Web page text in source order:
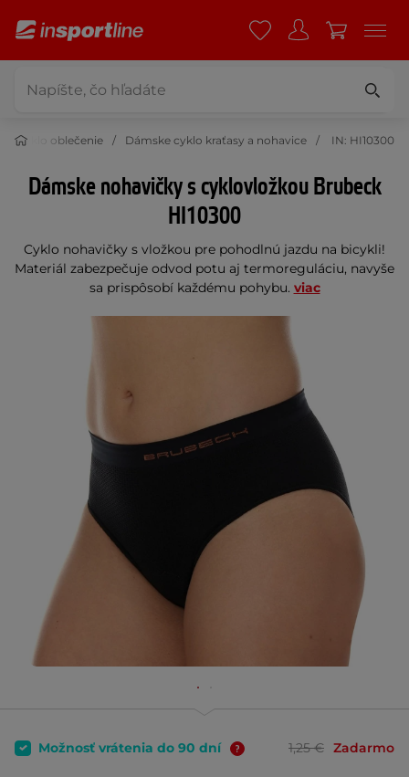
cyklo oblečenie Dámske cyklo kraťasy a nohavice IN: HI10300
Dámske nohavičky s cyklovložkou Brubeck
HI10300
Cyklo nohavičky s vložkou pre pohodlnú jazdu na bicykli!
Materiál zabezpečuje odvod potu aj termoreguláciu, navyše
sa prispôsobí každému pohybu. viac
Možnosť vrátenia do 90 dní 1,25 € Zadarmo